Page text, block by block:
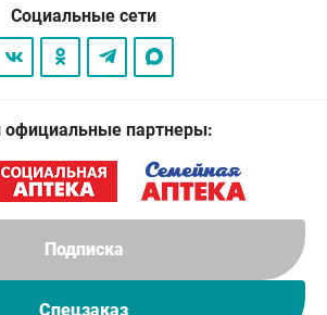
Подписка
Спецзаказ
Социальные сети
партнеры: